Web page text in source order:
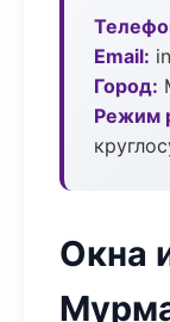
Email:
Город:
Режим
Окна